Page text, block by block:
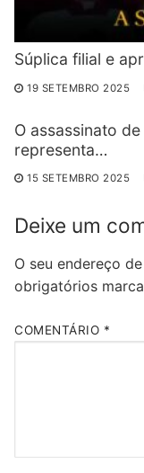
Súplica filial e
19 SETEMBRO 2025
O assassinato
representa…
15 SETEMBRO 2025
Deixe um
O seu endereço
obrigatórios
COMENTÁRIO *